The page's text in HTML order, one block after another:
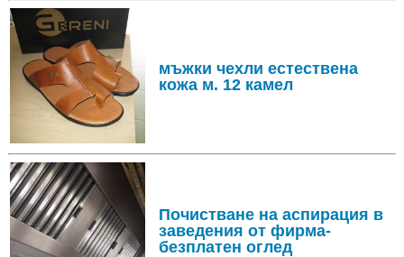
мъжки чехли естествена
кожа м. 12 камел
Почистване на aспирация в
заведения от фирма-
безплатен оглед